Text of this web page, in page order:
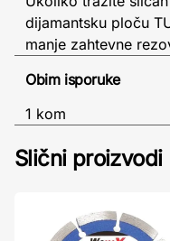
dijamantsku ploču
manje zahtevne
Obim isporuke
1 kom
Slični proizvodi